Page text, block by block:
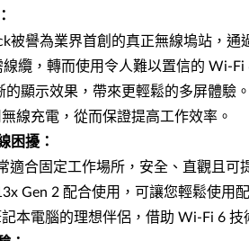
被譽為業界首創的真正無線塢站，
纜，轉而使用令人難以置信的 Wi-
的顯示效果，帶來更輕鬆的多屏體驗
線充電，從而保證提高工作效率。
困擾：
適合固定工作場所，安全、直觀且
Gen 2 配合使用，可讓您輕鬆使用
本電腦的理想伴侶，借助 Wi-Fi 6